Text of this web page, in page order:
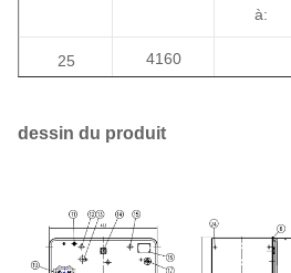
à:
25
4160
12470
24940
34500 Les
110 220
230 400
75
100
dessin du produit